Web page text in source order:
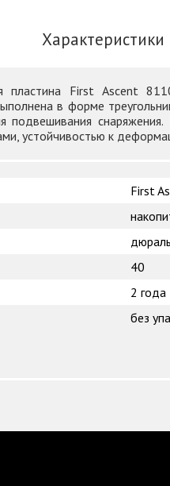
Характеристики
пластина First Ascent
в форме
подвешивания
устойчивостью к
First
дюраль
40
2 года
без